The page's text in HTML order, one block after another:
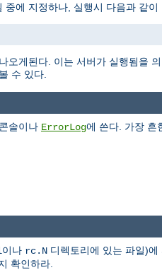
에 지정하나, 실행시 다음과 같이
게된다. 이는 서버가 실행됨을
수 있다.
솔이나 ErrorLog에 쓴다. 가장 흔
이나 rc.N 디렉토리에 있는 파일)에
확인하라.